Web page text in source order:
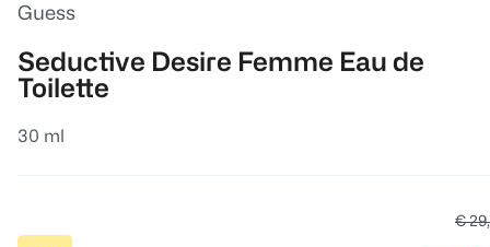
Guess
Seductive Desire Femme Eau de
Toilette
30 ml
€